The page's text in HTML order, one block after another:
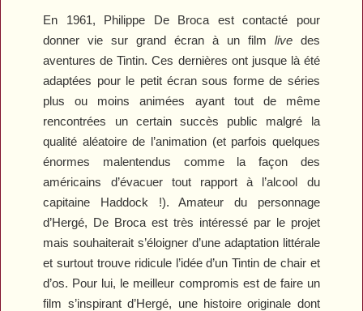
En 1961, Philippe De Broca est contacté pour
donner vie sur grand écran à un film livedes
aventures de Tintin. Ces dernières ont jusque là été
adaptées pour le petit écran sous forme de séries
plus ou moins animées ayant tout de même
rencontrées un certain succès public malgré la
qualité aléatoire de l’animation (et parfois quelques
énormes malentendus comme la façon des
américains d’évacuer tout rapport à l’alcool du
capitaine Haddock !). Amateur du personnage
d’Hergé, De Broca est très intéressé par le projet
mais souhaiterait s’éloigner d’une adaptation littérale
et surtout trouve ridicule l’idée d’un Tintin de chair et
d’os. Pour lui, le meilleur compromis est de faire un
film s’inspirant d’Hergé, une histoire originale dont